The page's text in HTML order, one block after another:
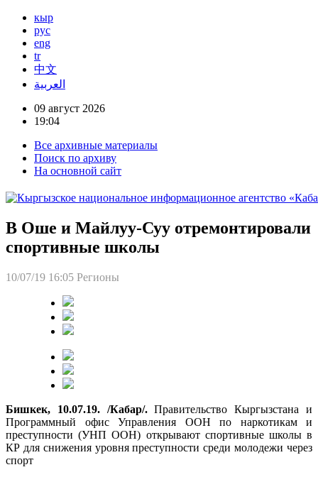
кыр
рус
eng
tr
中文
العربية
09 август 2026
19:04
Все архивные материалы
Поиск по архиву
На основной сайт
В Оше и Майлуу-Суу отремонтировали
спортивные школы
10/07/19 16:05 Регионы
Бишкек, 10.07.19. /Кабар/.Правительство Кыргызстана и
Программный офис Управления ООН по наркотикам и
преступности (УНП ООН) открывают спортивные школы в
КР для снижения уровня преступности среди молодежи через
спорт